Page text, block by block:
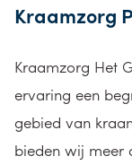
Kraamzorg
Kraamzorg Het
ervaring een
gebied van
bieden wij meer